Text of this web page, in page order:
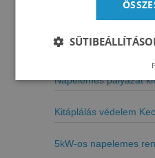
Nagykőrösön
Napelemes pályázat
Kitáplálás védelem
5kW-os napelemes